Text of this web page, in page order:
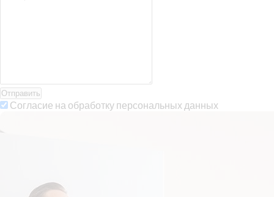
Отправить
Согласие на обработку персональных данных